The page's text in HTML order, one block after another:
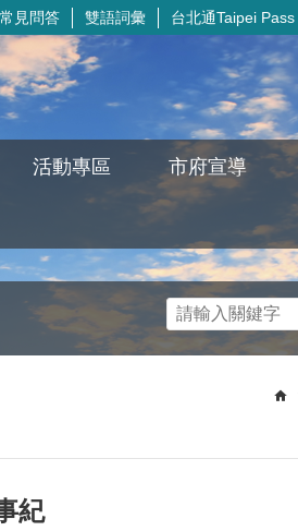
常見問答 雙語詞彙 台北通Taipei Pass
活動專區 市府宣導
紀